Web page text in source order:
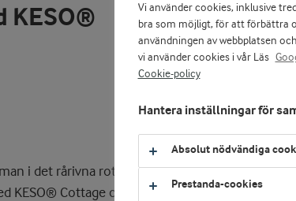
KESO®
i det rårivna rotfrukterna
KESO® Cottage cheese gör
Vi använder cookies, inklusive
bra som möjligt, för att förbättra
användningen av webbplatsen
vi använder cookies i vår Läs
Cookie-policy
Hantera inställningar för
Absolut nödvändiga
Prestanda-cookies